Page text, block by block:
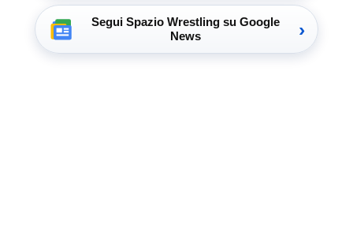
Segui Spazio Wrestling su Google
News
›